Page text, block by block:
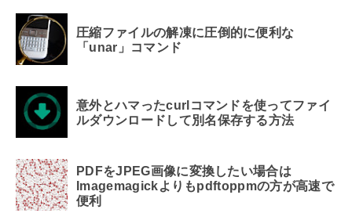
圧縮ファイルの解凍に圧倒的に便利な
「unar」コマンド
意外とハマったcurlコマンドを使ってファイ
ルダウンロードして別名保存する方法
PDFをJPEG画像に変換したい場合は
Imagemagickよりもpdftoppmの方が高速で
便利